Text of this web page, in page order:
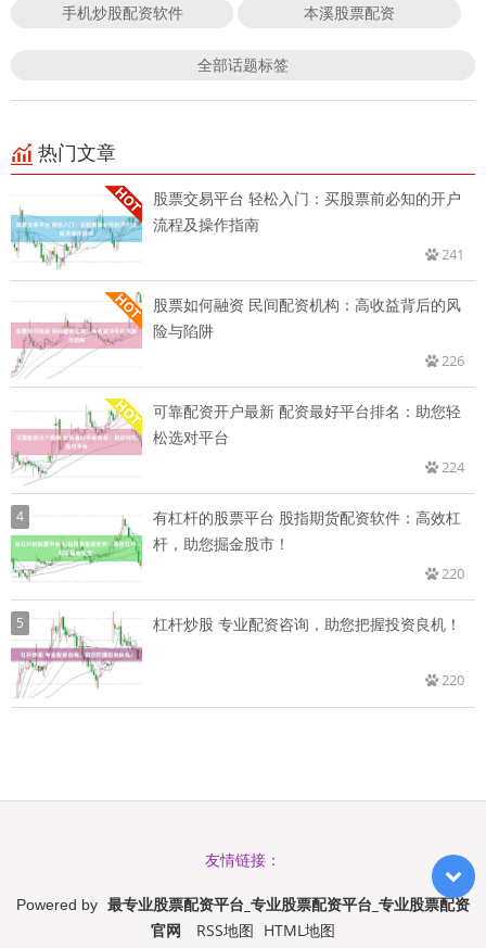
手机炒股配资软件 本溪股票配资
全部话题标签
热门文章
股票交易平台 轻松入门：买股票前必知的开户
流程及操作指南
241
股票如何融资 民间配资机构：高收益背后的风
险与陷阱
226
可靠配资开户最新 配资最好平台排名：助您轻
松选对平台
224
4
有杠杆的股票平台 股指期货配资软件：高效杠
杆，助您掘金股市！
220
5 杠杆炒股 专业配资咨询，助您把握投资良机！
220
友情链接：
Powered by 最专业股票配资平台_专业股票配资平台_专业股票配资
官网
RSS地图 HTML地图